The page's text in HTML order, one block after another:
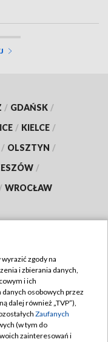
/ GDAŃSK /
/ KIELCE /
/ OLSZTYN /
/
/ WROCŁAW
zgody na
i zbierania danych,
i ich
osobowych przez
dalej również „TVP”),
Zaufanych
(w tym do
zainteresowań i